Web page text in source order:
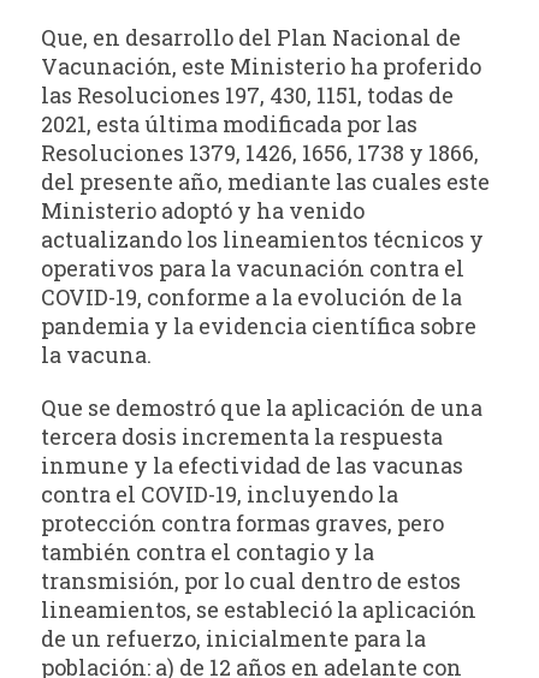
Que, en desarrollo del Plan Nacional de
Vacunación, este Ministerio ha proferido
las Resoluciones 197, 430, 1151, todas de
2021, esta última modificada por las
Resoluciones 1379, 1426, 1656, 1738 y 1866,
del presente año, mediante las cuales este
Ministerio adoptó y ha venido
actualizando los lineamientos técnicos y
operativos para la vacunación contra el
COVID-19, conforme a la evolución de la
pandemia y la evidencia científica sobre
la vacuna.
Que se demostró que la aplicación de una
tercera dosis incrementa la respuesta
inmune y la efectividad de las vacunas
contra el COVID-19, incluyendo la
protección contra formas graves, pero
también contra el contagio y la
transmisión, por lo cual dentro de estos
lineamientos, se estableció la aplicación
de un refuerzo, inicialmente para la
población: a) de 12 años en adelante con